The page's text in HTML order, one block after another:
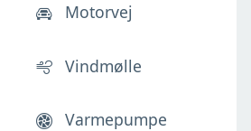
Motorvej
Vindmølle
Varmepumpe